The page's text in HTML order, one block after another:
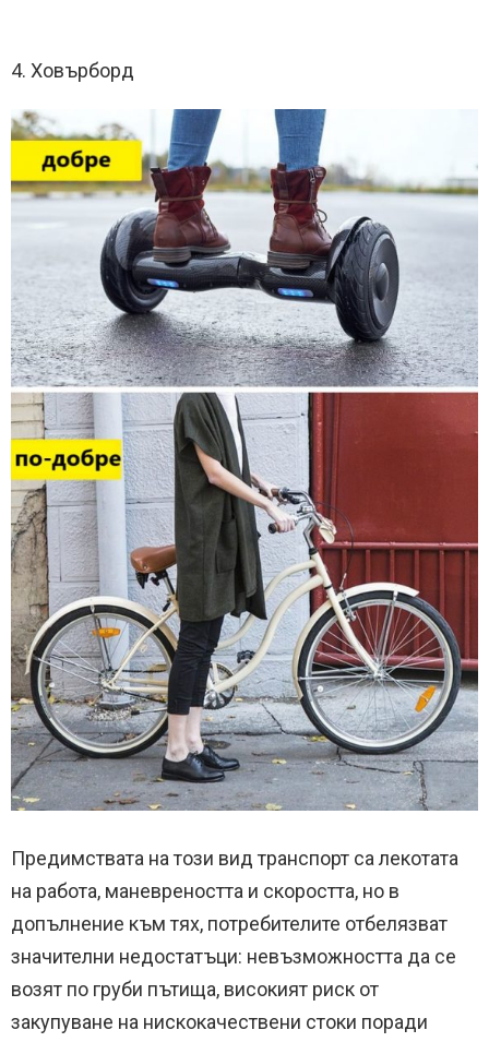
4. Ховърборд
Предимствата на този вид транспорт са лекотата
на работа, маневреността и скоростта, но в
допълнение към тях, потребителите отбелязват
значителни недостатъци: невъзможността да се
возят по груби пътища, високият риск от
закупуване на нискокачествени стоки поради